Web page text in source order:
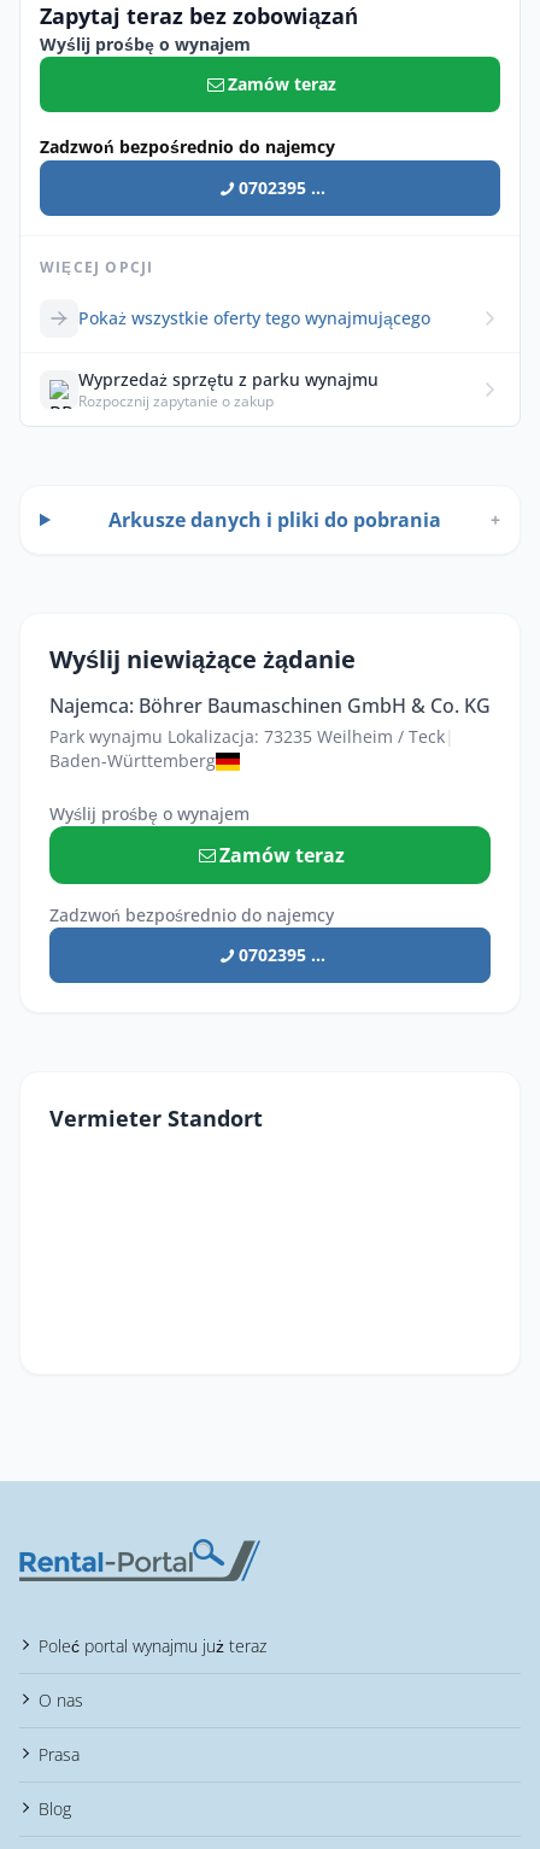
Zapytaj teraz bez zobowiązań
Wyślij prośbę o wynajem
Zamów teraz
Zadzwoń bezpośrednio do najemcy
0702395 ...
WIĘCEJ OPCJI
Pokaż wszystkie oferty tego wynajmującego
Wyprzedaż sprzętu z parku wynajmu
Rozpocznij zapytanie o zakup
Arkusze danych i pliki do pobrania +
Wyślij niewiążące żądanie
Najemca: Böhrer Baumaschinen GmbH & Co. KG
Park wynajmu Lokalizacja: 73235 Weilheim / Teck|
Baden-Württemberg
Wyślij prośbę o wynajem
Zamów teraz
Zadzwoń bezpośrednio do najemcy
0702395 ...
Vermieter Standort
Poleć portal wynajmu już teraz
O nas
Prasa
Blog